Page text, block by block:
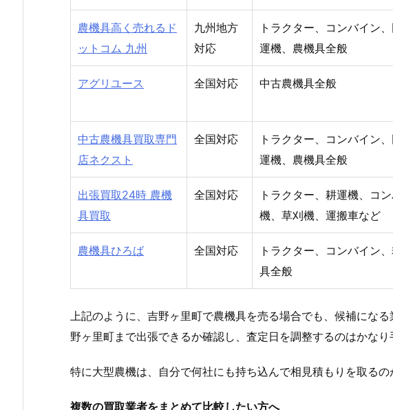
農機具高く売れるド
ットコム 九州
九州地方
対応
トラクター、コンバイン
運機、農機具全般
アグリユース 全国対応 中古農機具全般
中古農機具買取専門
店ネクスト
全国対応
トラクター、コンバイン
運機、農機具全般
出張買取24時 農機
具買取
全国対応
トラクター、耕運機、コ
機、草刈機、運搬車など
農機具ひろば 全国対応
トラクター、コンバイン
具全般
上記のように、吉野ヶ里町で農機具を売る場合でも、候補にな
野ヶ里町まで出張できるか確認し、査定日を調整するのはかなり
特に大型農機は、自分で何社にも持ち込んで相見積もりを取る
複数の買取業者をまとめて比較したい方へ